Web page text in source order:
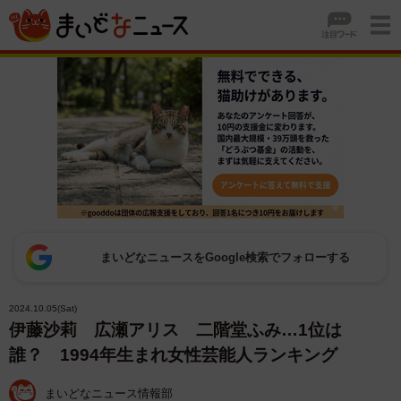
まいどなニュースをGoogle検索でフォローする
2024.10.05(Sat)
伊藤沙莉 広瀬アリス 二階堂ふみ…1位は
誰？ 1994年生まれ女性芸能人ランキング
まいどなニュース情報部